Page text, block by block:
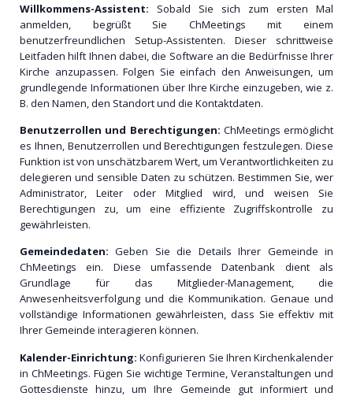
Willkommens-Assistent: Sobald Sie sich zum ersten Mal
anmelden, begrüßt Sie ChMeetings mit einem
benutzerfreundlichen Setup-Assistenten. Dieser schrittweise
Leitfaden hilft Ihnen dabei, die Software an die Bedürfnisse Ihrer
Kirche anzupassen. Folgen Sie einfach den Anweisungen, um
grundlegende Informationen über Ihre Kirche einzugeben, wie z.
B. den Namen, den Standort und die Kontaktdaten.
Benutzerrollen und Berechtigungen: ChMeetings ermöglicht
es Ihnen, Benutzerrollen und Berechtigungen festzulegen. Diese
Funktion ist von unschätzbarem Wert, um Verantwortlichkeiten zu
delegieren und sensible Daten zu schützen. Bestimmen Sie, wer
Administrator, Leiter oder Mitglied wird, und weisen Sie
Berechtigungen zu, um eine effiziente Zugriffskontrolle zu
gewährleisten.
Gemeindedaten:Geben Sie die Details Ihrer Gemeinde in
ChMeetings ein. Diese umfassende Datenbank dient als
Grundlage für das Mitglieder-Management, die
Anwesenheitsverfolgung und die Kommunikation. Genaue und
vollständige Informationen gewährleisten, dass Sie effektiv mit
Ihrer Gemeinde interagieren können.
Kalender-Einrichtung:Konfigurieren Sie Ihren Kirchenkalender
in ChMeetings. Fügen Sie wichtige Termine, Veranstaltungen und
Gottesdienste hinzu, um Ihre Gemeinde gut informiert und